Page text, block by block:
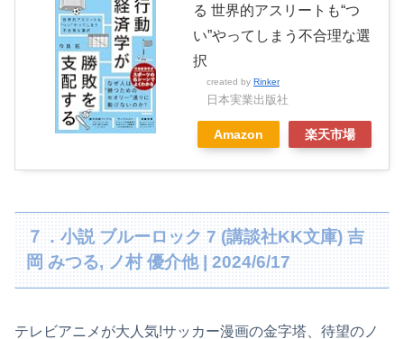
る 世界的アスリートも“つ
い”やってしまう不合理な選
択
created by Rinker
日本実業出版社
Amazon 楽天市場
７．小説 ブルーロック 7 (講談社KK文庫) 吉
岡 みつる, ノ村 優介他 | 2024/6/17
テレビアニメが大人気!サッカー漫画の金字塔、待望のノ